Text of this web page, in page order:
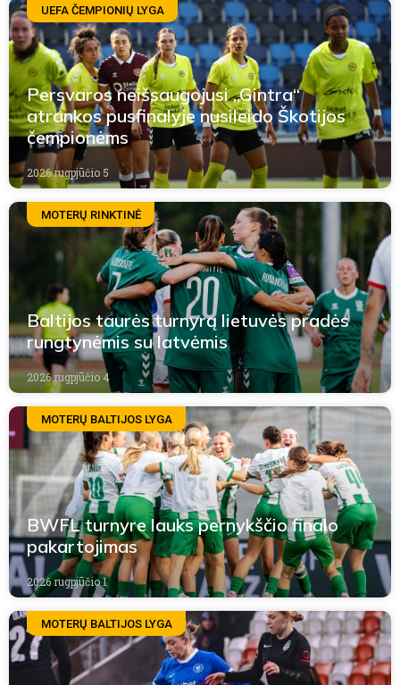
UEFA ČEMPIONIŲ LYGA
Persvaros neišsaugojusi „Gintra“
atrankos pusfinalyje nusileido Škotijos
čempionėms
2026 rugpjūčio 5
MOTERŲ RINKTINĖ
Baltijos taurės turnyrą lietuvės pradės
rungtynėmis su latvėmis
2026 rugpjūčio 4
MOTERŲ BALTIJOS LYGA
BWFL turnyre lauks pernykščio finalo
pakartojimas
2026 rugpjūčio 1
MOTERŲ BALTIJOS LYGA